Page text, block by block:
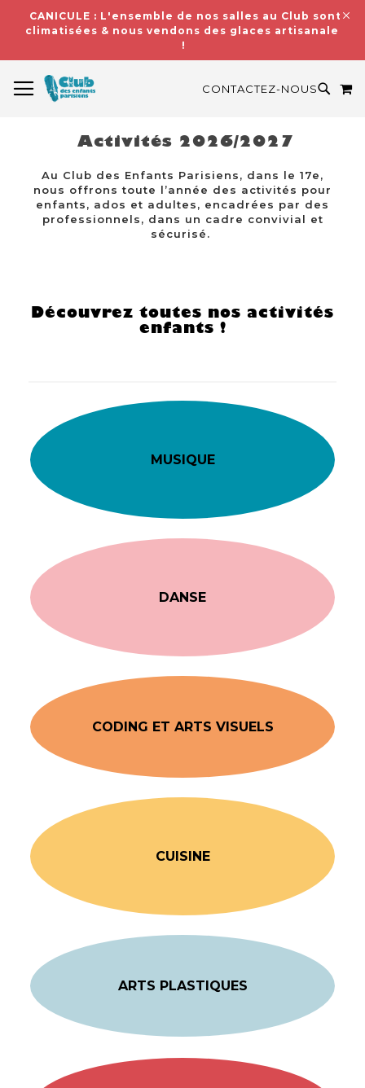
CANICULE : L'ensemble de nos salles au Club sont
climatisées & nous vendons des glaces artisanales
!
CONTACTEZ-NOUS
Activités 2026/2027
Au Club des Enfants Parisiens, dans le 17e,
nous offrons toute l’année des activités pour
enfants, ados et adultes, encadrées par des
professionnels, dans un cadre convivial et
sécurisé.
Découvrez toutes nos activités
enfants !
MUSIQUE
DANSE
CODING ET ARTS VISUELS
CUISINE
ARTS PLASTIQUES